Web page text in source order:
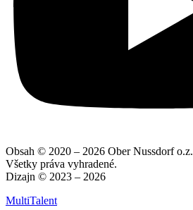
Obsah © 2020 – 2026 Ober Nussdorf o.z.
Všetky práva vyhradené.
Dizajn © 2023 – 2026
MultiTalent